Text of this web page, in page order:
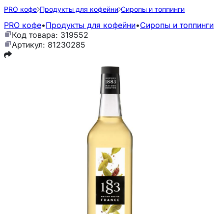
PRO кофе Продукты для кофейни Сиропы и топпинги
PRO кофе•Продукты для кофейни•Сиропы и топпинги
Код товара: 319552
Артикул: 81230285